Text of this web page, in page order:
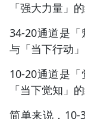
「强大力量」
34-20通道是「
与「当下行动
10-20通道是
「当下觉知」
简单来说，10-